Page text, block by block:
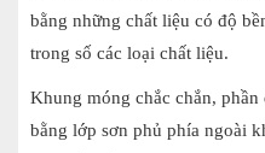
bằng những chất liệu có độ
trong số các loại chất liệu.
Khung móng chắc chắn,
bằng lớp sơn phủ phía ngoài